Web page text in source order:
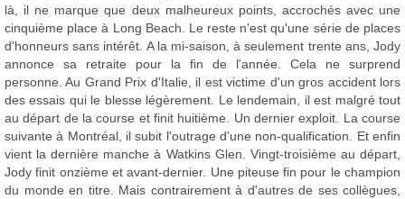
là, il ne marque que deux malheureux points, accrochés avec une
cinquième place à Long Beach. Le reste n'est qu'une série de places
d'honneurs sans intérêt. A la mi-saison, à seulement trente ans, Jody
annonce sa retraite pour la fin de l'année. Cela ne surprend
personne. Au Grand Prix d'Italie, il est victime d'un gros accident lors
des essais qui le blesse légèrement. Le lendemain, il est malgré tout
au départ de la course et finit huitième. Un dernier exploit. La course
suivante à Montréal, il subit l'outrage d'une non-qualification. Et enfin
vient la dernière manche à Watkins Glen. Vingt-troisième au départ,
Jody finit onzième et avant-dernier. Une piteuse fin pour le champion
du monde en titre. Mais contrairement à d'autres de ses collègues,